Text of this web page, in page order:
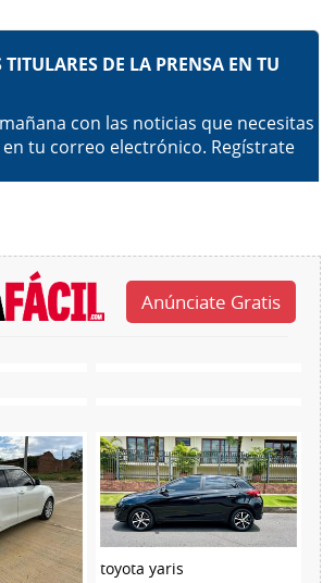
toyota yaris